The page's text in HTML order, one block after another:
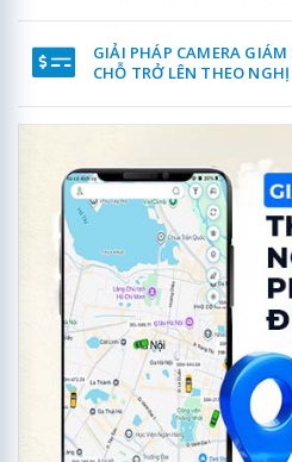
GIẢI PHÁP CAMERA
CHỖ TRỞ LÊN THEO